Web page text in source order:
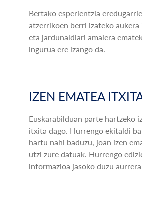
Bertako esperientzia
atzerrikoen berri izateko aukera
eta jardunaldiari amaiera
ingurua ere izango da.
IZEN EMATEA
Euskarabilduan parte hartzeko
itxita dago. Hurrengo ekitaldi
hartu nahi baduzu, joan izen
utzi zure datuak. Hurrengo
informazioa jasoko duzu